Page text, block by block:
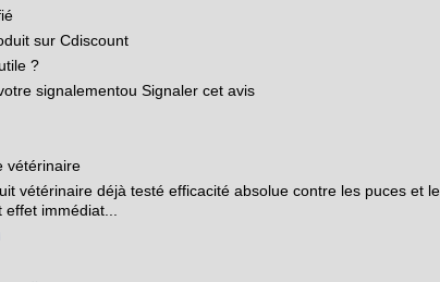
sur Cdiscount
?
signalementou Signaler cet avis
vétérinaire
vétérinaire déjà testé efficacité absolue contre les puces et
immédiat...